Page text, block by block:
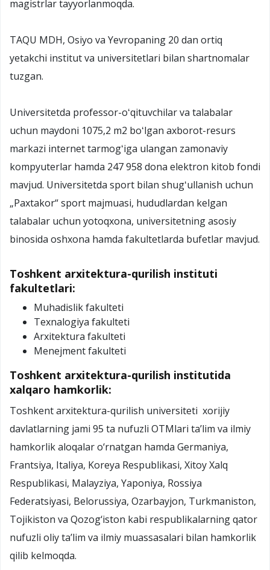
magistrlar tayyorlanmoqda.
TAQU MDH, Osiyo va Yevropaning 20 dan ortiq
yetakchi institut va universitetlari bilan shartnomalar
tuzgan.
Universitetda professor-oʻqituvchilar va talabalar
uchun maydoni 1075,2 m2 boʻlgan axborot-resurs
markazi internet tarmogʻiga ulangan zamonaviy
kompyuterlar hamda 247 958 dona elektron kitob fondi
mavjud. Universitetda sport bilan shugʻullanish uchun
„Paxtakor“ sport majmuasi, hududlardan kelgan
talabalar uchun yotoqxona, universitetning asosiy
binosida oshxona hamda fakultetlarda bufetlar mavjud.
Toshkent arxitektura-qurilish instituti
fakultetlari:
Muhadislik fakulteti
Texnalogiya fakulteti
Arxitektura fakulteti
Menejment fakulteti
Toshkent arxitektura-qurilish institutida
xalqaro hamkorlik:
Toshkent arxitektura-qurilish universiteti xorijiy
davlatlarning jami 95 ta nufuzli OTMlari ta’lim va ilmiy
hamkorlik aloqalar o‘rnatgan hamda Germaniya,
Frantsiya, Italiya, Koreya Respublikasi, Xitoy Xalq
Respublikasi, Malayziya, Yaponiya, Rossiya
Federatsiyasi, Belorussiya, Ozarbayjon, Turkmaniston,
Tojikiston va Qozog‘iston kabi respublikalarning qator
nufuzli oliy ta’lim va ilmiy muassasalari bilan hamkorlik
qilib kelmoqda.